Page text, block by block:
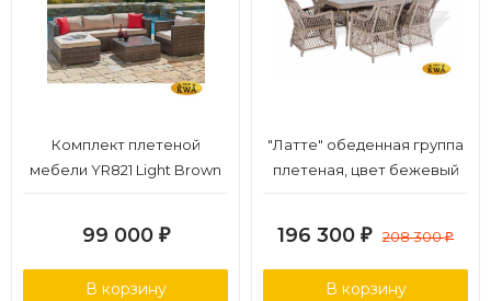
Комплект плетеной
мебели YR821 Light Brown
99 000 ₽
В корзину
"Латте" обеденная группа
плетеная, цвет бежевый
196 300 ₽ 208 300₽
В корзину